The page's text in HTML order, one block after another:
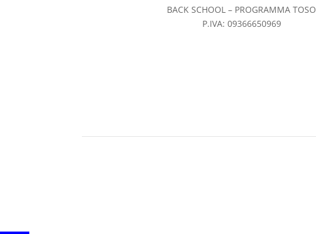
BACK SCHOOL – PROGRAMMA TOSO
P.IVA: 09366650969